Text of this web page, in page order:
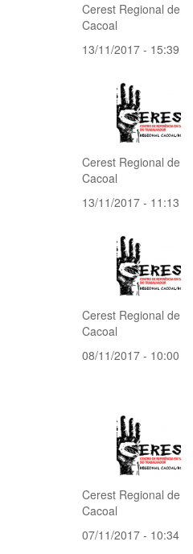
Cerest Regional de
Cacoal
13/11/2017 - 15:39
Cerest Regional de
Cacoal
13/11/2017 - 11:13
Cerest Regional de
Cacoal
08/11/2017 - 10:00
Cerest Regional de
Cacoal
07/11/2017 - 10:34